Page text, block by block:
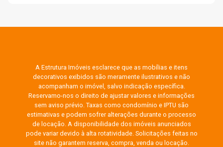
A Estrutura Imóveis esclarece que as mobílias e itens
decorativos exibidos são meramente ilustrativos e não
acompanham o imóvel, salvo indicação específica.
Reservamo-nos o direito de ajustar valores e informações
sem aviso prévio. Taxas como condomínio e IPTU são
estimativas e podem sofrer alterações durante o processo
de locação. A disponibilidade dos imóveis anunciados
pode variar devido à alta rotatividade. Solicitações feitas no
site não garantem reserva, compra, venda ou locação.